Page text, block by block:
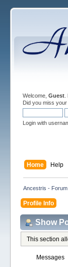
Welcome, Guest.
Did you miss your
Login with
Home Help
Ancestris - Forum
Profile Info
Show
This section
Messages